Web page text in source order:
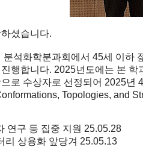
셨습니다.
석화학분과회에서 45세 이
행합니다. 2025년도에는 본
로 수상자로 선정되어 2025
Topologies, and
연구 등 집중 지원 25.05.28
리 상용화 앞당겨 25.05.13